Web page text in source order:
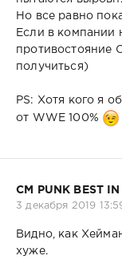
Но все равно
Если в компании
противостояние
получиться)
PS: Хотя кого я
от WWE 100%
CM PUNK BEST
3 декабря 2019
Видно, как
хуже.